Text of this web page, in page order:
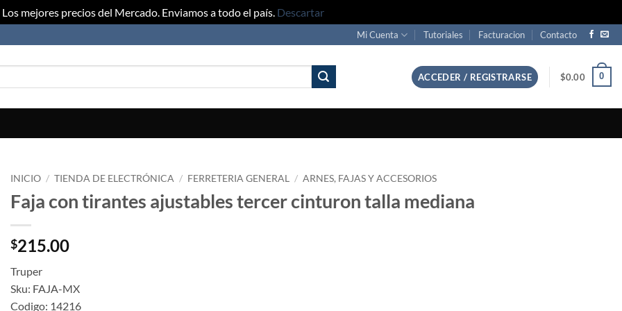
Los mejores precios del Mercado. Enviamos a todo el país. Descartar
Mi Cuenta Tutoriales Facturacion Contacto
ACCEDER / REGISTRARSE $0.00 0
INICIO / TIENDA DE ELECTRÓNICA / FERRETERIA GENERAL / ARNES, FAJAS Y ACCESORIOS
Faja con tirantes ajustables tercer cinturon talla mediana
$215.00
Truper
Sku: FAJA-MX
Codigo: 14216